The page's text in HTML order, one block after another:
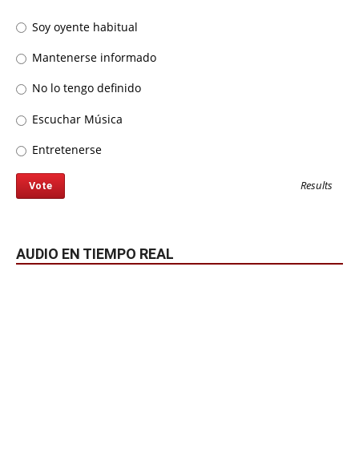
Soy oyente habitual
Mantenerse informado
No lo tengo definido
Escuchar Música
Entretenerse
Results
AUDIO EN TIEMPO REAL